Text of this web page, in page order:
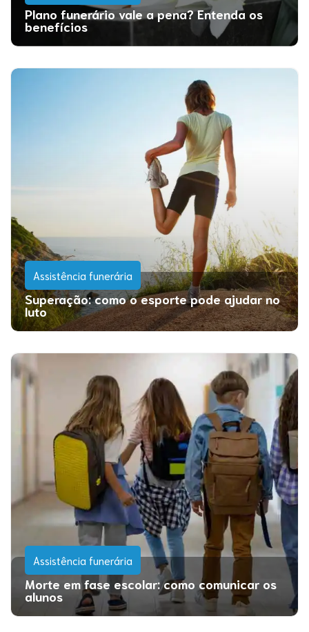
Plano funerário vale a pena? Entenda os
benefícios
Assistência funerária
Superação: como o esporte pode ajudar no
luto
Assistência funerária
Morte em fase escolar: como comunicar os
alunos